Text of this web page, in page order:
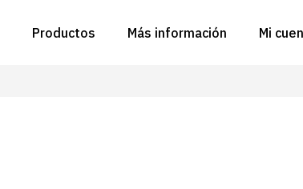
Productos Más información Mi